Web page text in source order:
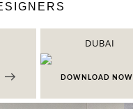
DUBAI
DOWNLOAD NOW